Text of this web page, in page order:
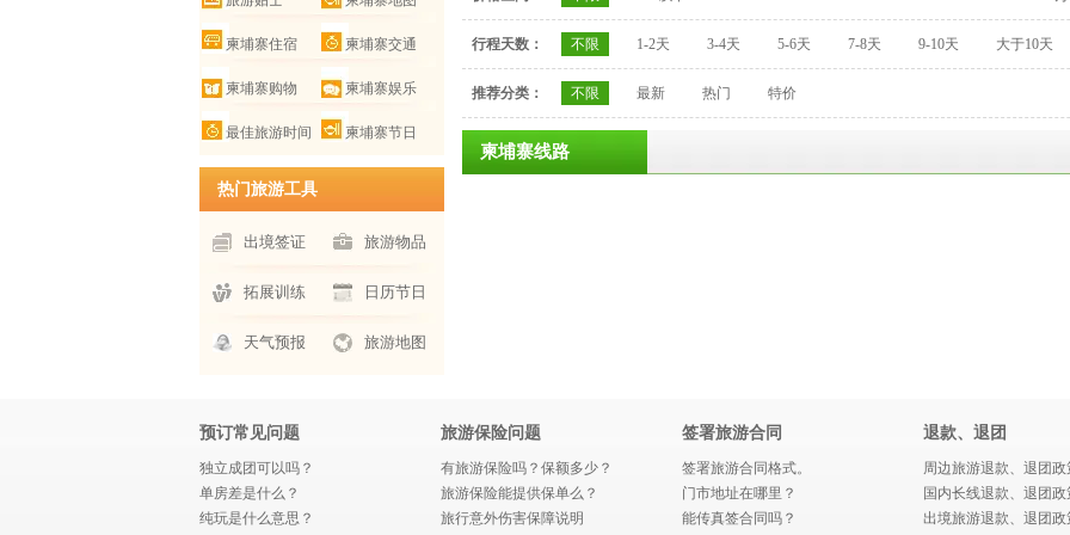
柬埔寨住宿 柬埔寨交通
柬埔寨购物 柬埔寨娱乐
最佳旅游时间 柬埔寨节日
热门旅游工具
出境签证 旅游物品
拓展训练 日历节日
天气预报 旅游地图
行程天数： 不限 1-2天 3-4天 5-6天 7-8天 9-10天 大于10天
推荐分类： 不限 最新 热门 特价
柬埔寨线路
预订常见问题
独立成团可以吗？
单房差是什么？
纯玩是什么意思？
旅游保险问题
有旅游保险吗？保额多少？
旅游保险能提供保单么？
旅行意外伤害保障说明
签署旅游合同
签署旅游合同格式。
门市地址在哪里？
能传真签合同吗？
退款、退团
周边旅游退款、退团政
国内长线退款、退团政
出境旅游退款、退团政